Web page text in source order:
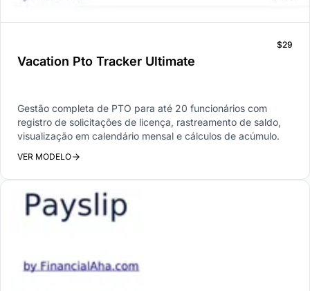
Vacation Pto Tracker Ultimate
$29
Gestão completa de PTO para até 20 funcionários com
registro de solicitações de licença, rastreamento de saldo,
visualização em calendário mensal e cálculos de acúmulo.
VER MODELO